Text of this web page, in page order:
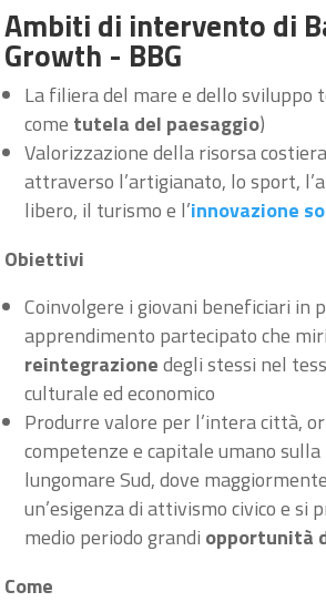
Ambiti di intervento di
Growth - BBG
La filiera del mare e dello sviluppo
come tutela del paesaggio)
Valorizzazione della risorsa
attraverso l’artigianato, lo sport,
libero, il turismo e l’innovazione
Obiettivi
Coinvolgere i giovani beneficiari in
apprendimento partecipato che
reintegrazionedegli stessi nel
culturale ed economico
Produrre valore per l’intera città,
competenze e capitale umano sulla
lungomare Sud, dove
un’esigenza di attivismo civico e si
medio periodo grandi opportunità
Come